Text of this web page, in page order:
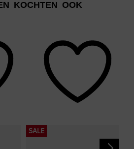
KOCHTEN OOK
SALE